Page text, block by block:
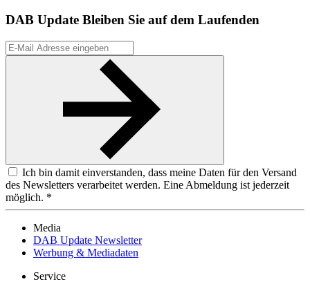
DAB Update Bleiben Sie auf dem Laufenden
Ich bin damit einverstanden, dass meine Daten für den Versand
des Newsletters verarbeitet werden. Eine Abmeldung ist jederzeit
möglich. *
Media
DAB Update Newsletter
Werbung & Mediadaten
Service